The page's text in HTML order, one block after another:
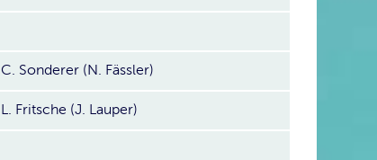
C. Sonderer (N. Fässler)
L. Fritsche (J. Lauper)